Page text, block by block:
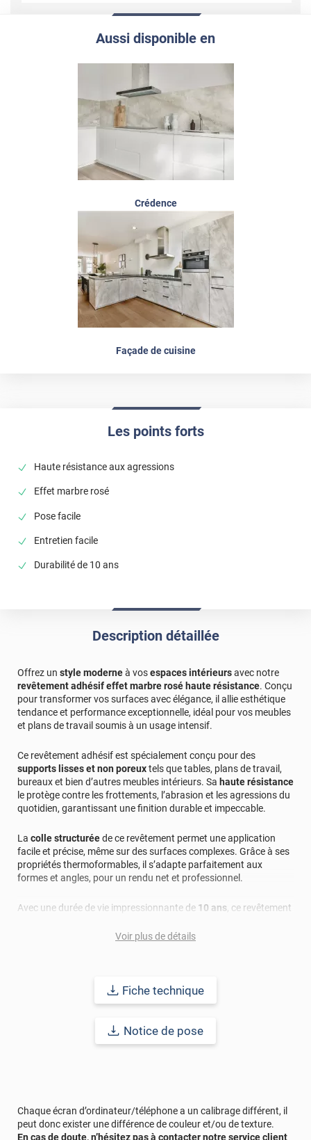
Aussi disponible en
Crédence
Façade de cuisine
Les points forts
Haute résistance aux agressions
Effet marbre rosé
Pose facile
Entretien facile
Durabilité de 10 ans
Description détaillée
Offrez un style moderneà vosespaces intérieursavec notre
revêtement adhésif effet marbre rosé haute résistance. Conçu
pour transformer vos surfaces avec élégance, il allie esthétique
tendance et performance exceptionnelle, idéal pour vos meubles
et plans de travail soumis à un usage intensif.
Ce revêtement adhésif est spécialement conçu pour des
supports lisses et non poreuxtels que tables, plans de travail,
bureaux et bien d’autres meubles intérieurs. Sa haute résistance
le protège contre les frottements, l’abrasion et les agressions du
quotidien, garantissant une finition durable et impeccable.
La colle structuréede ce revêtement permet une application
facile et précise, même sur des surfaces complexes. Grâce à ses
propriétés thermoformables, il s’adapte parfaitement aux
formes et angles, pour un rendu net et professionnel.
Avec une durée de vie impressionnante de 10 ans, ce revêtement
et à l’usure. Il ne jaunit pas, ne craquèle pas et reste intact face
Gardez votre revêtement toujours impeccable grâce à un
entretien facile. Nettoyez-le avec un savon doux ou un détergent
l’eau chaude. Évitez les produits trop acides ou basiques pour
prolonger sa durée de vie.
intérieur.
Voir plus de détails
Fiche technique
Notice de pose
Chaque écran d’ordinateur/téléphone a un calibrage différent, il
peut donc exister une différence de couleur et/ou de texture.
En cas de doute, n’hésitez pas à contacter notre service client